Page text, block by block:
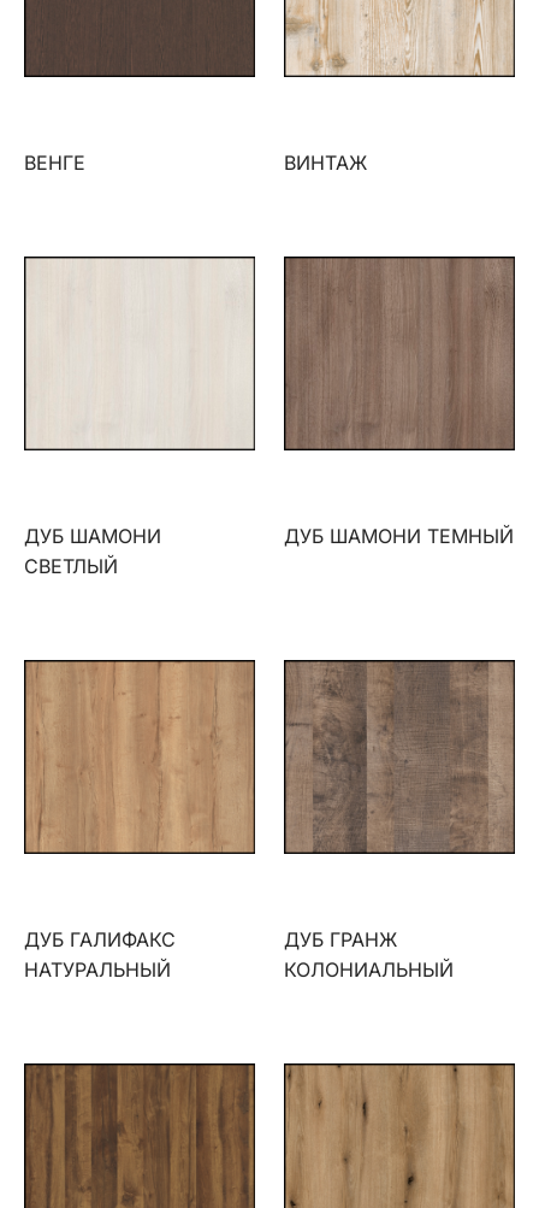
ВЕНГЕ ВИНТАЖ
ДУБ ШАМОНИ
СВЕТЛЫЙ
ДУБ ШАМОНИ ТЕМНЫЙ
ДУБ ГАЛИФАКС
НАТУРАЛЬНЫЙ
ДУБ ГРАНЖ
КОЛОНИАЛЬНЫЙ